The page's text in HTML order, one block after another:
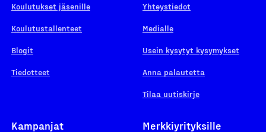
Koulutukset jäsenille
Koulutustallenteet
Blogit
Tiedotteet
Yhteystiedot
Medialle
Usein kysytyt kysymykset
Anna palautetta
Tilaa uutiskirje
Kampanjat Merkkiyrityksille